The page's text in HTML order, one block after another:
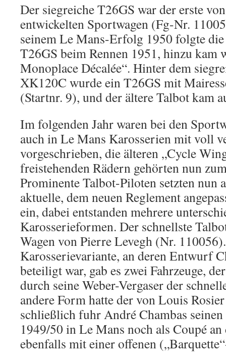
Der siegreiche T26GS war der erste
entwickelten Sportwagen (Fg-Nr.
seinem Le Mans-Erfolg 1950 folgte
T26GS beim Rennen 1951, hinzu kam
Monoplace Décalée“. Hinter dem
XK120C wurde ein T26GS mit
(Startnr. 9), und der ältere Talbot kam
Im folgenden Jahr waren bei den
auch in Le Mans Karosserien mit voll
vorgeschrieben, die älteren „Cycle
freistehenden Rädern gehörten nun
Prominente Talbot-Piloten setzten nun
aktuelle, dem neuen Reglement
ein, dabei entstanden mehrere
Karosserieformen. Der schnellste
Wagen von Pierre Levegh (Nr.
Karosserievariante, an deren Entwurf
beteiligt war, gab es zwei Fahrzeuge,
durch seine Weber-Vergaser der
andere Form hatte der von Louis
schließlich fuhr André Chambas
1949/50 in Le Mans noch als Coupé
ebenfalls mit einer offenen